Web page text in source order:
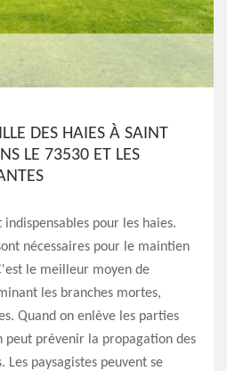
DES HAIES À SAINT
LE 73530 ET LES
pour les haies.
nécessaires pour le maintien
le meilleur moyen de
les branches mortes,
Quand on enlève les parties
peut prévenir la propagation des
Les paysagistes peuvent se